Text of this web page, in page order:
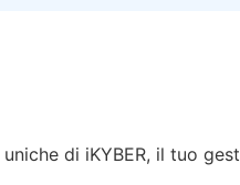
uniche di iKYBER, il tuo